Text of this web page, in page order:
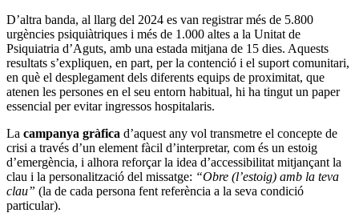
D’altra banda, al llarg del 2024 es van registrar més de 5.800
urgències psiquiàtriques i més de 1.000 altes a la Unitat de
Psiquiatria d’Aguts, amb una estada mitjana de 15 dies. Aquests
resultats s’expliquen, en part, per la contenció i el suport comunitari,
en què el desplegament dels diferents equips de proximitat, que
atenen les persones en el seu entorn habitual, hi ha tingut un paper
essencial per evitar ingressos hospitalaris.
La campanya gràfica d’aquest any vol transmetre el concepte de
crisi a través d’un element fàcil d’interpretar, com és un estoig
d’emergència, i alhora reforçar la idea d’accessibilitat mitjançant la
clau i la personalització del missatge: “Obre (l’estoig) amb la teva
clau” (la de cada persona fent referència a la seva condició
particular).